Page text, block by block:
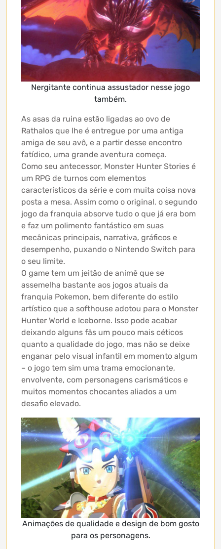
Nergitante continua assustador nesse jogo
também.
As asas da ruina estão ligadas ao ovo de
Rathalos que lhe é entregue por uma antiga
amiga de seu avô, e a partir desse encontro
fatídico, uma grande aventura começa.
Como seu antecessor, Monster Hunter Stories é
um RPG de turnos com elementos
característicos da série e com muita coisa nova
posta a mesa. Assim como o original, o segundo
jogo da franquia absorve tudo o que já era bom
e faz um polimento fantástico em suas
mecânicas principais, narrativa, gráficos e
desempenho, puxando o Nintendo Switch para
o seu limite.
O game tem um jeitão de animê que se
assemelha bastante aos jogos atuais da
franquia Pokemon, bem diferente do estilo
artístico que a softhouse adotou para o Monster
Hunter World e Iceborne. Isso pode acabar
deixando alguns fãs um pouco mais céticos
quanto a qualidade do jogo, mas não se deixe
enganar pelo visual infantil em momento algum
– o jogo tem sim uma trama emocionante,
envolvente, com personagens carismáticos e
muitos momentos chocantes aliados a um
desafio elevado.
Animações de qualidade e design de bom gosto
para os personagens.